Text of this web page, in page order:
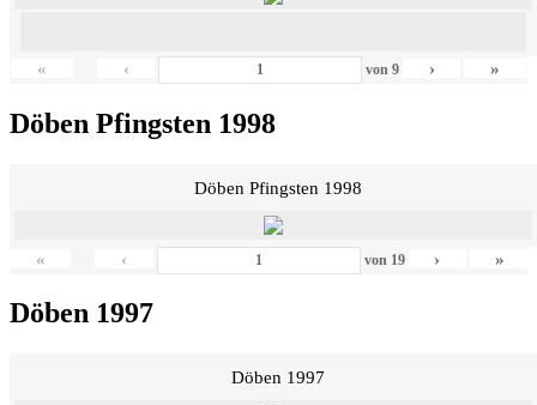
« ‹ von9 › »
Döben Pfingsten 1998
Döben Pfingsten 1998
« ‹ von 19 › »
Döben 1997
Döben 1997